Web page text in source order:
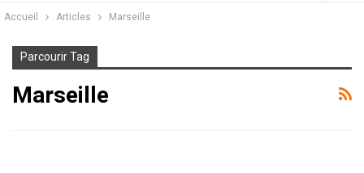
Accueil Articles Marseille
Parcourir Tag
Marseille